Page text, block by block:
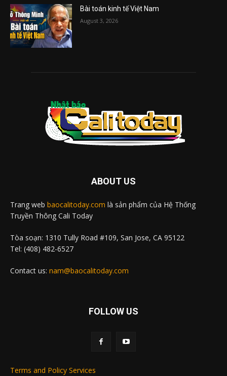
Bài toán kinh tế Việt Nam
August 3, 2026
ABOUT US
Trang web baocalitoday.com là sản phẩm của Hệ Thống
Truyền Thông Cali Today
Tòa soạn: 1310 Tully Road #109, San Jose, CA 95122
Tel: (408) 482-6527
Contact us: nam@baocalitoday.com
FOLLOW US
Terms and Policy Services